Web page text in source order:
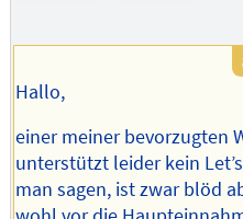
Hallo,
einer meiner bevorzugten
unterstützt leider kein
man sagen, ist zwar blöd